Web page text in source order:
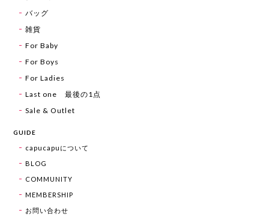
バッグ
雑貨
For Baby
For Boys
For Ladies
Last one 最後の1点
Sale & Outlet
GUIDE
capucapuについて
BLOG
COMMUNITY
MEMBERSHIP
お問い合わせ